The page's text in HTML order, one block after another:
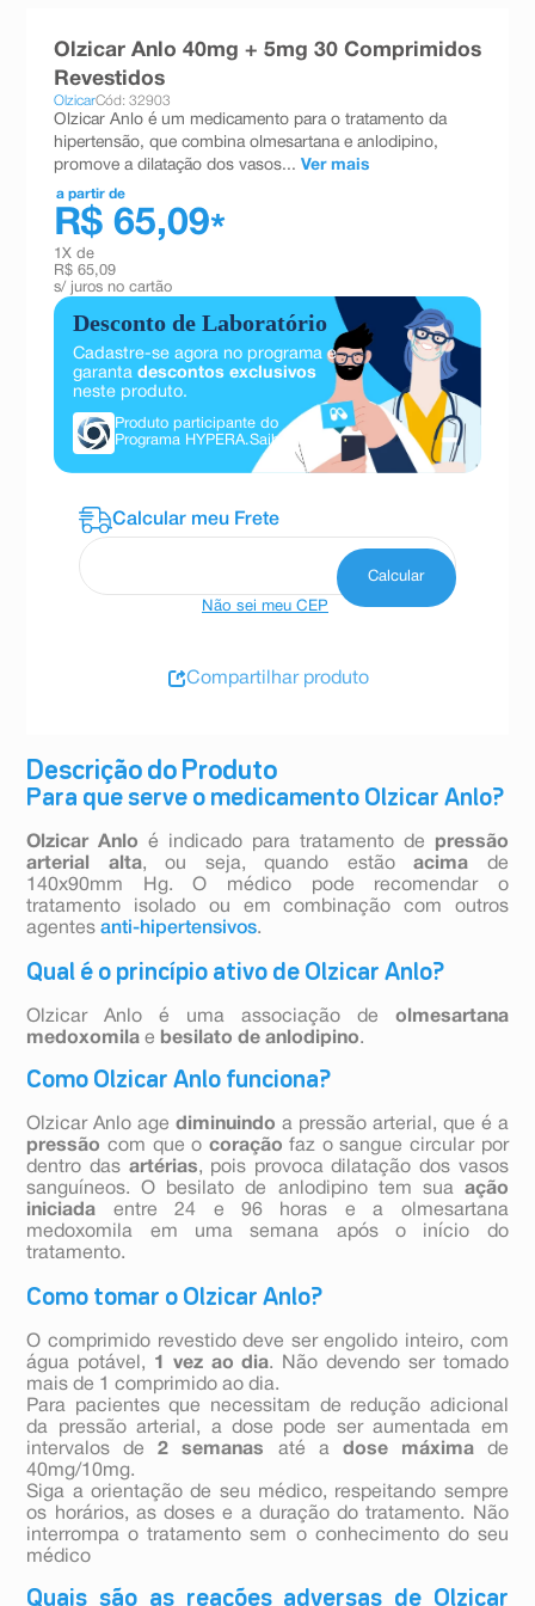
Descrição do Produto
Para que serve o medicamento Olzicar Anlo?
Olzicar Anlo é indicado para tratamento de pressão
arterial alta, ou seja, quando estãoacima de
140x90mm Hg. O médico pode recomendar o
tratamento isolado ou em combinação com outros
agentesanti-hipertensivos.
Qual é o princípio ativo de Olzicar Anlo?
Olzicar Anlo é uma associação de olmesartana
medoxomila e besilato de anlodipino.
Como Olzicar Anlo funciona?
Olzicar Anlo agediminuindo a pressão arterial, que é a
pressão com que o coração faz o sangue circular por
dentro das artérias, pois provoca dilatação dos vasos
sanguíneos. O besilato de anlodipino tem sua ação
iniciada entre 24 e 96 horas e a olmesartana
medoxomila em uma semana após o início do
tratamento.
Como tomar o Olzicar Anlo?
O comprimido revestido deve ser engolido inteiro, com
água potável, 1 vez ao dia. Não devendo ser tomado
mais de 1 comprimido ao dia.
Para pacientes que necessitam de redução adicional
da pressão arterial, a dose pode ser aumentada em
intervalos de2 semanas até a dose máximade
40mg/10mg.
Siga a orientação de seu médico, respeitando sempre
os horários, as doses e a duração do tratamento. Não
interrompa o tratamento sem o conhecimento do seu
médico
Quais são as reações adversas de Olzicar
Olzicar Anlo 40mg + 5mg 30 Comprimidos
Revestidos
OlzicarCód: 32903
Olzicar Anlo é um medicamento para o tratamento da
hipertensão, que combina olmesartana e anlodipino,
promove a dilatação dos vasos... Ver mais
a partir de
R$ 65,09*
1 X de
R$ 65,09
s/ juros no cartão
Desconto de Laboratório
Cadastre-se agora no programa e
garanta descontos exclusivos
neste produto.
Produto participante do
Programa HYPERA.Saiba mais
Não sei meu CEP
Compartilhar produto
teste gravidez
10ºesmalte